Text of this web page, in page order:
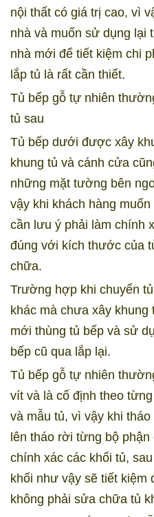
nội thất có giá trị cao, vì
nhà và muốn sử dụng lại
nhà mới để tiết kiệm chi
lắp tủ là rất cần thiết.
Tủ bếp gỗ tự nhiên
tủ sau
Tủ bếp dưới được xây
khung tủ và cánh cửa
những mặt tường bên
vậy khi khách hàng
cần lưu ý phải làm chính
đúng với kích thước của
chữa.
Trường hợp khi chuyển
khác mà chưa xây khung
mới thùng tủ bếp và sử
bếp cũ qua lắp lại.
Tủ bếp gỗ tự nhiên
vít và là cố định theo
và mẫu tủ, vì vậy khi
lên tháo rời từng bộ
chính xác các khối tủ,
khối như vậy sẽ tiết
không phải sửa chữa tủ